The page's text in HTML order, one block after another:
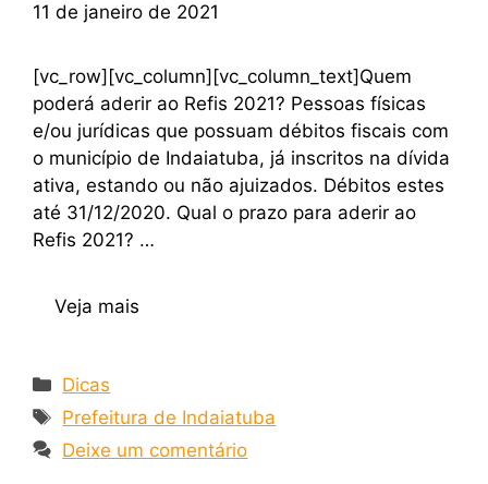
11 de janeiro de 2021
[vc_row][vc_column][vc_column_text]Quem
poderá aderir ao Refis 2021? Pessoas físicas
e/ou jurídicas que possuam débitos fiscais com
o município de Indaiatuba, já inscritos na dívida
ativa, estando ou não ajuizados. Débitos estes
até 31/12/2020. Qual o prazo para aderir ao
Refis 2021? …
Veja mais
Dicas
Prefeitura de Indaiatuba
Deixe um comentário